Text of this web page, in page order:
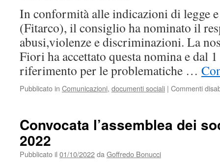
In conformità alle indicazioni di legge
(Fitarco), il consiglio ha nominato il
abusi,violenze e discriminazioni. La
Fiori ha accettato questa nomina e dal
riferimento per le problematiche …
Pubblicato in Comunicazioni, documenti sociali | Commenti
Convocata l’assemblea dei
2022
Pubblicato il 01/10/2022da Goffredo Bonucci